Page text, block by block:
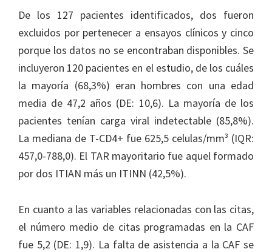
De los 127 pacientes identificados, dos fueron
excluidos por pertenecer a ensayos clínicos y cinco
porque los datos no se encontraban disponibles. Se
incluyeron 120 pacientes en el estudio, de los cuáles
la mayoría (68,3%) eran hombres con una edad
media de 47,2 años (DE: 10,6). La mayoría de los
pacientes tenían carga viral indetectable (85,8%).
La mediana de T-CD4+ fue 625,5 celulas/mm³ (IQR:
457,0-788,0). El TAR mayoritario fue aquel formado
por dos ITIAN más un ITINN (42,5%).
En cuanto a las variables relacionadas con las citas,
el número medio de citas programadas en la CAF
fue 5,2 (DE: 1,9). La falta de asistencia a la CAF se